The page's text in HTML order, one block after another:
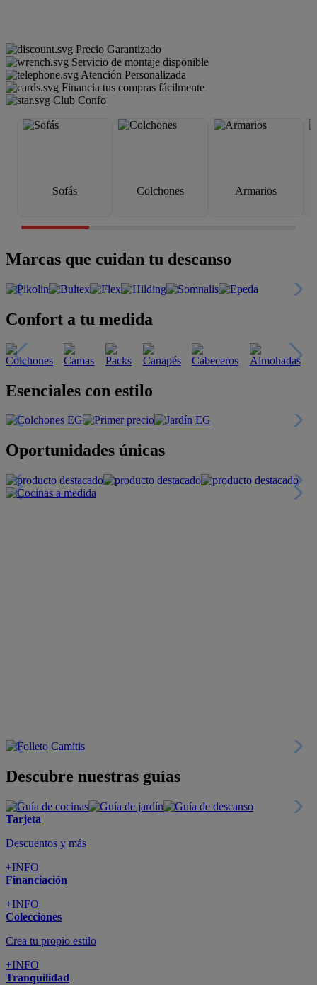
Precio Garantizado
Servicio de montaje disponible
Atención Personalizada
Financia tus compras fácilmente
Club Confo
Sofás Colchones Armarios
Marcas que cuidan tu descanso
Confort a tu medida
Esenciales con estilo
Oportunidades únicas
Descubre nuestras guías
Tarjeta
Descuentos y más
+INFO
Financiación
+INFO
Colecciones
Crea tu propio estilo
+INFO
Tranquilidad